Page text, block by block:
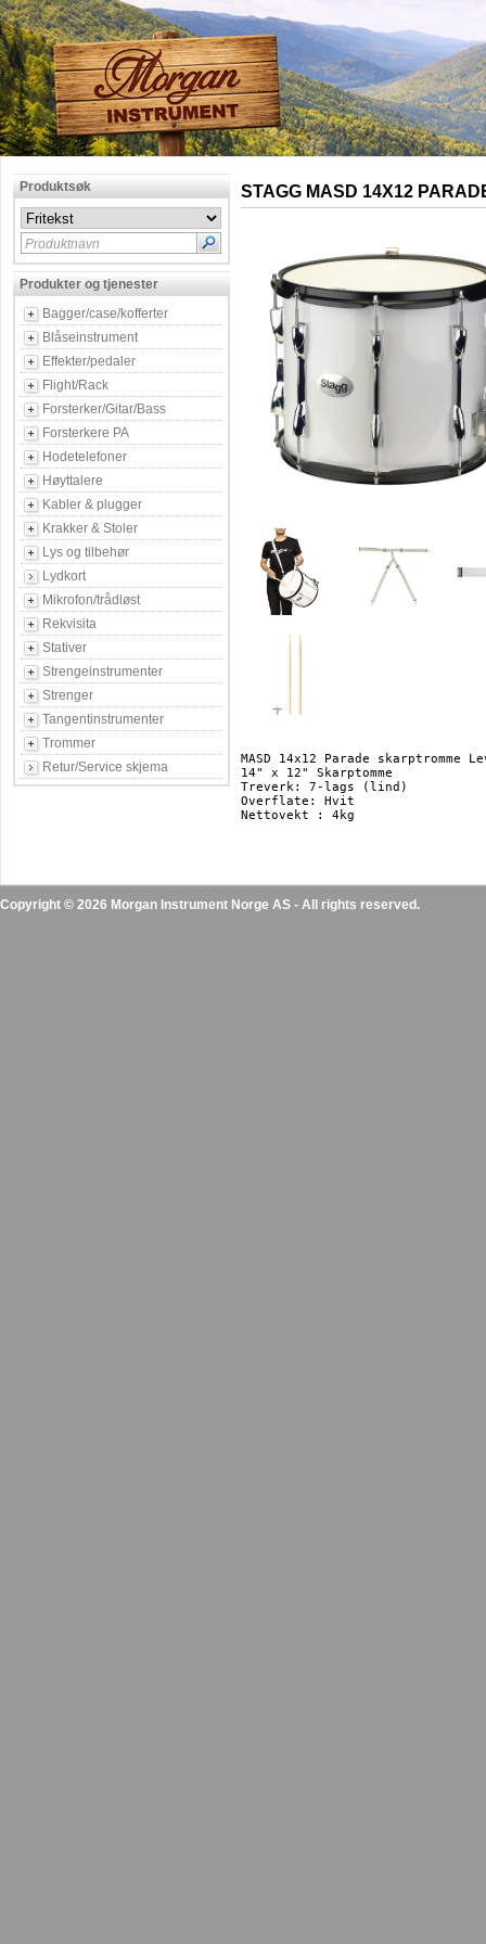
Produktsøk
Produktnavn
Produkter og tjenester
Bagger/case/kofferter
Blåseinstrument
Effekter/pedaler
Flight/Rack
Forsterker/Gitar/Bass
Forsterkere PA
Hodetelefoner
Høyttalere
Kabler & plugger
Krakker & Stoler
Lys og tilbehør
Lydkort
Mikrofon/trådløst
Rekvisita
Stativer
Strengeinstrumenter
Strenger
Tangentinstrumenter
Trommer
Retur/Service skjema
STAGG MASD 14X12
MASD 14x12 Parade skarptromme
14" x 12" Skarptomme
Treverk: 7-lags (lind)
Overflate: Hvit
Nettovekt : 4kg
Copyright © 2026 Morgan Instrument Norge AS - All rights reserved.